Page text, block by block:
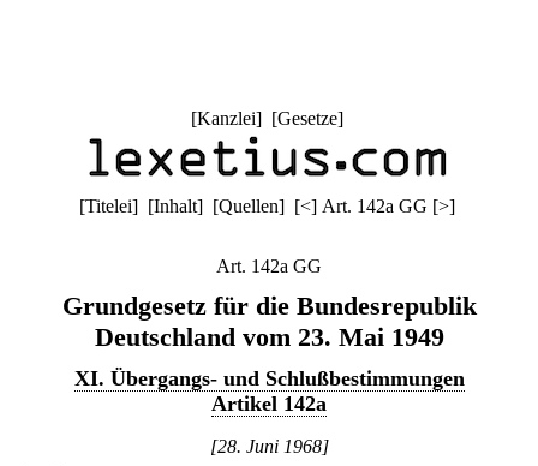
[Kanzlei] [Gesetze]
[Titelei] [Inhalt] [Quellen] [<] Art. 142a GG [>]
Art. 142a GG
Grundgesetz für die Bundesrepublik
Deutschland vom 23. Mai 1949
XI. Übergangs- und Schlußbestimmungen
Artikel 142a
[28. Juni 1968]